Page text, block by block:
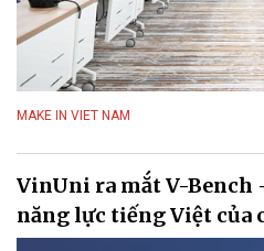
MAKE IN VIET NAM
VinUni ra mắt V-Bench
năng lực tiếng Việt của